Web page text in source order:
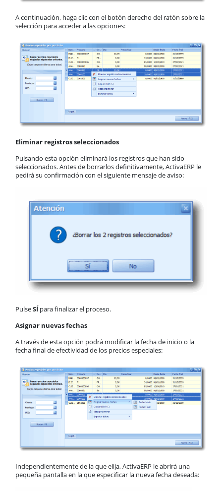
A continuación, haga clic con el botón derecho del ratón sobre la
selección para acceder a las opciones:
Eliminar registros seleccionados
Pulsando esta opción eliminará los registros que han sido
seleccionados. Antes de borrarlos definitivamente, ActivaERP le
pedirá su confirmación con el siguiente mensaje de aviso:
PulseSÍpara finalizar el proceso.
Asignar nuevas fechas
A través de esta opción podrá modificar la fecha de inicio o la
fecha final de efectividad de los precios especiales:
Independientemente de la que elija, ActivaERP le abrirá una
pequeña pantalla en la que especificar la nueva fecha deseada: